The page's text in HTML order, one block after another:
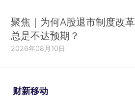
聚焦｜为何A股退市制度改革
总是不达预期？
2026年08月10日
财新移动